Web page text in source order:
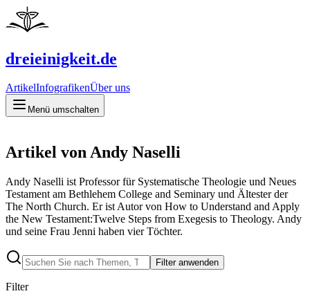
dreieinigkeit.de
ArtikelInfografikenÜber uns
Menü umschalten
Artikel von Andy Naselli
Andy Naselli ist Professor für Systematische Theologie und Neues
Testament am Bethlehem College and Seminary und Ältester der
The North Church. Er ist Autor von How to Understand and Apply
the New Testament:Twelve Steps from Exegesis to Theology. Andy
und seine Frau Jenni haben vier Töchter.
Filter anwenden
Filter